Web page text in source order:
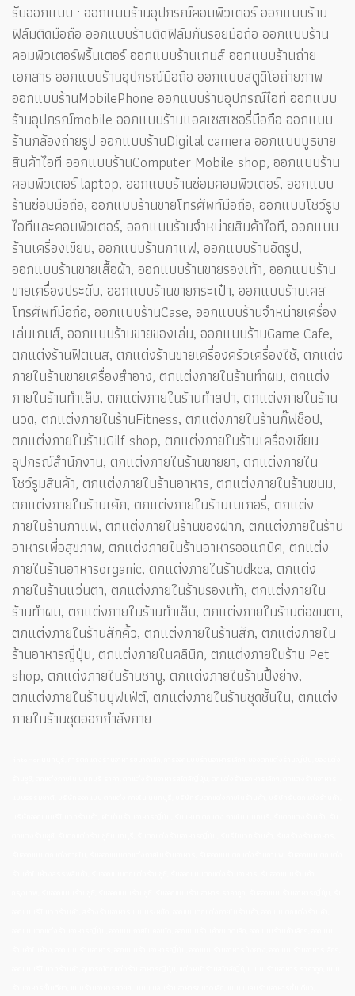
รับออกแบบ : ออกแบบร้านอุปกรณ์คอมพิวเตอร์ ออกแบบร้าน
ฟิล์มติดมือถือ ออกแบบร้านติดฟิล์มกันรอยมือถือ ออกแบบร้าน
คอมพิวเตอร์พริ้นเตอร์ ออกแบบร้านเกมส์ ออกแบบร้านถ่าย
เอกสาร ออกแบบร้านอุปกรณ์มือถือ ออกแบบสตูดิโอถ่ายภาพ
ออกแบบร้านMobilePhone ออกแบบร้านอุปกรณ์ไอที ออกแบบ
ร้านอุปกรณ์mobile ออกแบบร้านแอคเซสเซอรี่มือถือ ออกแบบ
ร้านกล้องถ่ายรูป ออกแบบร้านDigital camera ออกแบบบูธขาย
สินค้าไอที ออกแบบร้านComputer Mobile shop, ออกแบบร้าน
คอมพิวเตอร์ laptop, ออกแบบร้านซ่อมคอมพิวเตอร์, ออกแบบ
ร้านซ่อมมือถือ, ออกแบบร้านขายโทรศัพท์มือถือ, ออกแบบโชว์รูม
ไอทีและคอมพิวเตอร์, ออกแบบร้านจำหน่ายสินค้าไอที, ออกแบบ
ร้านเครื่องเขียน, ออกแบบร้านกาแฟ, ออกแบบร้านอัดรูป,
ออกแบบร้านขายเสื้อผ้า, ออกแบบร้านขายรองเท้า, ออกแบบร้าน
ขายเครื่องประดับ, ออกแบบร้านขายกระเป๋า, ออกแบบร้านเคส
โทรศัพท์มือถือ, ออกแบบร้านCase, ออกแบบร้านจำหน่ายเครื่อง
เล่นเกมส์, ออกแบบร้านขายของเล่น, ออกแบบร้านGame Cafe,
ตกแต่งร้านฟิตเนส, ตกแต่งร้านขายเครื่องครัวเครื่องใช้, ตกแต่ง
ภายในร้านขายเครื่องสำอาง, ตกแต่งภายในร้านทำผม, ตกแต่ง
ภายในร้านทำเล็บ, ตกแต่งภายในร้านทำสปา, ตกแต่งภายในร้าน
นวด, ตกแต่งภายในร้านFitness, ตกแต่งภายในร้านกิ๊ฟช็อป,
ตกแต่งภายในร้านGilf shop, ตกแต่งภายในร้านเครื่องเขียน
อุปกรณ์สำนักงาน, ตกแต่งภายในร้านขายยา, ตกแต่งภายใน
โชว์รูมสินค้า, ตกแต่งภายในร้านอาหาร, ตกแต่งภายในร้านขนม,
ตกแต่งภายในร้านเค้ก, ตกแต่งภายในร้านเบเกอรี่, ตกแต่ง
ภายในร้านกาแฟ, ตกแต่งภายในร้านของฝาก, ตกแต่งภายในร้าน
อาหารเพื่อสุขภาพ, ตกแต่งภายในร้านอาหารออแกนิค, ตกแต่ง
ภายในร้านอาหารorganic, ตกแต่งภายในร้านdkca, ตกแต่ง
ภายในร้านแว่นตา, ตกแต่งภายในร้านรองเท้า, ตกแต่งภายใน
ร้านทำผม, ตกแต่งภายในร้านทำเล็บ, ตกแต่งภายในร้านต่อขนตา,
ตกแต่งภายในร้านสักคิ้ว, ตกแต่งภายในร้านสัก, ตกแต่งภายใน
ร้านอาหารญี่ปุ่น, ตกแต่งภายในคลินิก, ตกแต่งภายในร้าน Pet
shop, ตกแต่งภายในร้านชาบู, ตกแต่งภายในร้านปิ้งย่าง,
ตกแต่งภายในร้านบุฟเฟ่ต์, ตกแต่งภายในร้านชุดชั้นใน, ตกแต่ง
ภายในร้านชุดออกกำลังกาย